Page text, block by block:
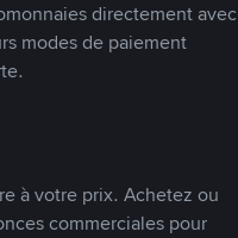
directement avec
modes de paiement
à votre prix. Achetez ou
commerciales pour